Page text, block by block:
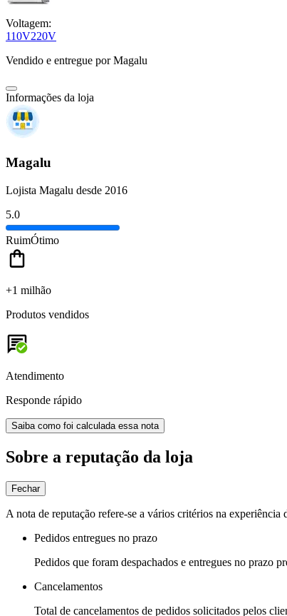
Voltagem:
110V220V
Vendido e entregue por Magalu
Informações da loja
Magalu
Lojista Magalu desde 2016
5.0
RuimÓtimo
+1 milhão
Produtos vendidos
Atendimento
Responde rápido
Saiba como foi calculada essa nota
Sobre a reputação da loja
Fechar
A nota de reputação refere-se a vários critérios na
Pedidos entregues no prazo
Pedidos que foram despachados e entregues no prazo
Cancelamentos
Total de cancelamentos de pedidos solicitados pelos